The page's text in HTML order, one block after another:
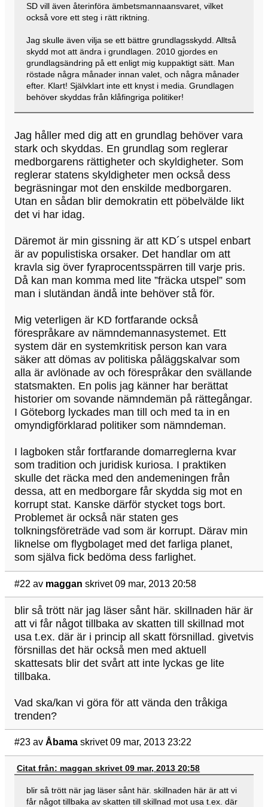
SD vill även återinföra ämbetsmannaansvaret, vilket
också vore ett steg i rätt riktning.
Jag skulle även vilja se ett bättre grundlagsskydd. Alltså
skydd mot att ändra i grundlagen. 2010 gjordes en
grundlagsändring på ett enligt mig kuppaktigt sätt. Man
röstade några månader innan valet, och några månader
efter. Klart! Självklart inte ett knyst i media. Grundlagen
behöver skyddas från klåfingriga politiker!
Jag håller med dig att en grundlag behöver vara
stark och skyddas. En grundlag som reglerar
medborgarens rättigheter och skyldigheter. Som
reglerar statens skyldigheter men också dess
begräsningar mot den enskilde medborgaren.
Utan en sådan blir demokratin ett pöbelvälde likt
det vi har idag.
Däremot är min gissning är att KD´s utspel enbart
är av populistiska orsaker. Det handlar om att
kravla sig över fyraprocentsspärren till varje pris.
Då kan man komma med lite ”fräcka utspel” som
man i slutändan ändå inte behöver stå för.
Mig veterligen är KD fortfarande också
förespråkare av nämndemannasystemet. Ett
system där en systemkritisk person kan vara
säker att dömas av politiska påläggskalvar som
alla är avlönade av och förespråkar den svällande
statsmakten. En polis jag känner har berättat
historier om sovande nämndemän på rättegångar.
I Göteborg lyckades man till och med ta in en
omyndigförklarad politiker som nämndeman.
I lagboken står fortfarande domarreglerna kvar
som tradition och juridisk kuriosa. I praktiken
skulle det räcka med den andemeningen från
dessa, att en medborgare får skydda sig mot en
korrupt stat. Kanske därför stycket togs bort.
Problemet är också när staten ges
tolkningsföreträde vad som är korrupt. Därav min
liknelse om flygbolaget med det farliga planet,
som själva fick bedöma dess farlighet.
#22 av maggan skrivet 09 mar, 2013 20:58
blir så trött när jag läser sånt här. skillnaden här är
att vi får något tillbaka av skatten till skillnad mot
usa t.ex. där är i princip all skatt försnillad. givetvis
försnillas det här också men med aktuell
skattesats blir det svårt att inte lyckas ge lite
tillbaka.
Vad ska/kan vi göra för att vända den tråkiga
trenden?
#23 av Åbama skrivet 09 mar, 2013 23:22
Citat från: maggan skrivet 09 mar, 2013 20:58
blir så trött när jag läser sånt här. skillnaden här är att vi
får något tillbaka av skatten till skillnad mot usa t.ex. där